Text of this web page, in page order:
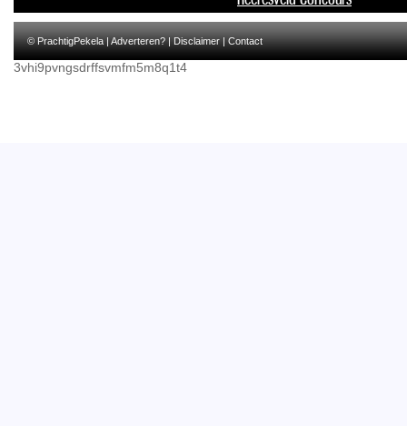
© PrachtigPekela |Adverteren?|Disclaimer|Contact
3vhi9pvngsdrffsvmfm5m8q1t4